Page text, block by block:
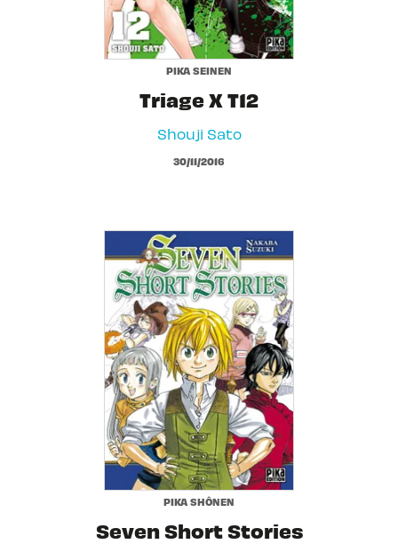
PIKA SEINEN
Triage X T12
Shouji Sato
30/11/2016
PIKA SHÔNEN
Seven Short Stories